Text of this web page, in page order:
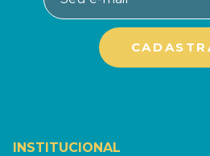
INSTITUCIONAL